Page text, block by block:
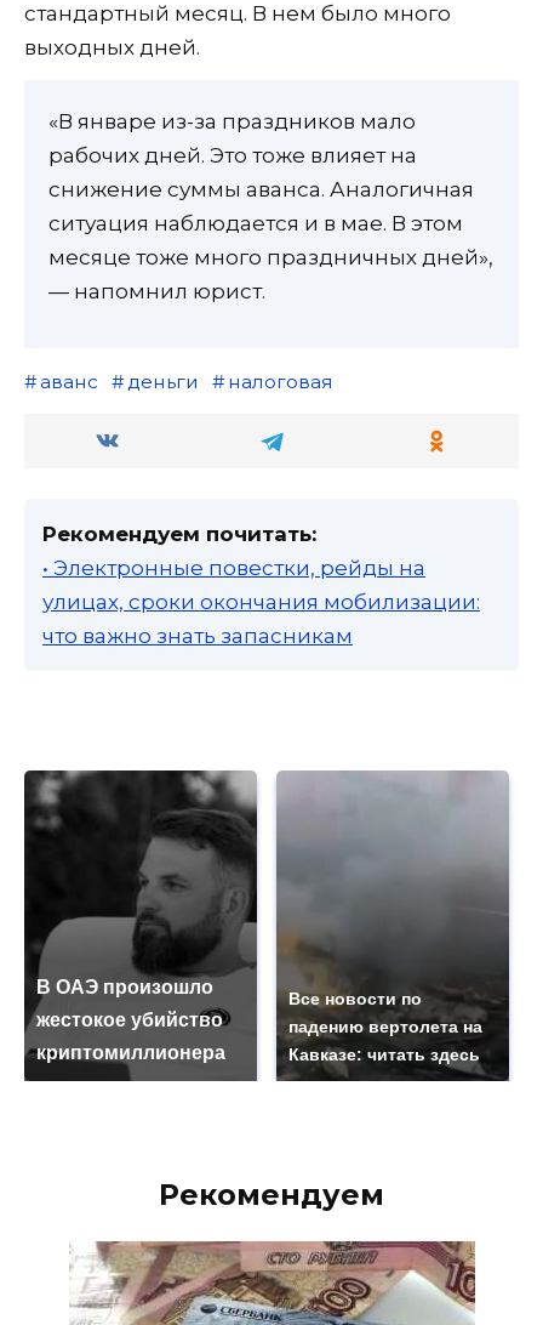
стандартный месяц. В нем было много
выходных дней.
«В январе из-за праздников мало
рабочих дней. Это тоже влияет на
снижение суммы аванса. Аналогичная
ситуация наблюдается и в мае. В этом
месяце тоже много праздничных дней»,
— напомнил юрист.
аванс деньги налоговая
Рекомендуем почитать:
• Электронные повестки, рейды на
улицах, сроки окончания мобилизации:
что важно знать запасникам
В ОАЭ произошло
жестокое убийство
криптомиллионера
Все новости по
падению вертолета на
Кавказе: читать здесь
Рекомендуем